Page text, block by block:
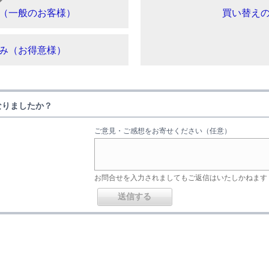
一般のお客様）
（お得意様）
買い替え
ましたか？
ご意見・ご感想をお寄せください（任意）
お問合せを入力されましてもご返信はいたしかねます